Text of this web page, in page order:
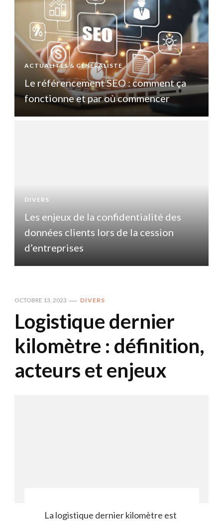
ACTUALITÉS & GÉNÉRALISTE
Le référencement SEO : comment ça
fonctionne et par où commencer
DIVERS
Les enjeux de la confidentialité des
données clients lors de la cession
d’entreprises
OCTOBRE 13, 2023 DIVERS
Logistique dernier
kilomètre : définition,
acteurs et enjeux
La logistique dernier kilomètre est